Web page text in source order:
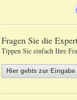
Fragen Sie die
Tippen Sie einfach Ihre